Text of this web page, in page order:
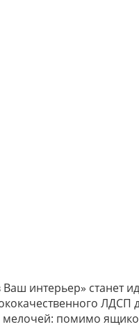
интерьер» станет
ЛДСП
помимо